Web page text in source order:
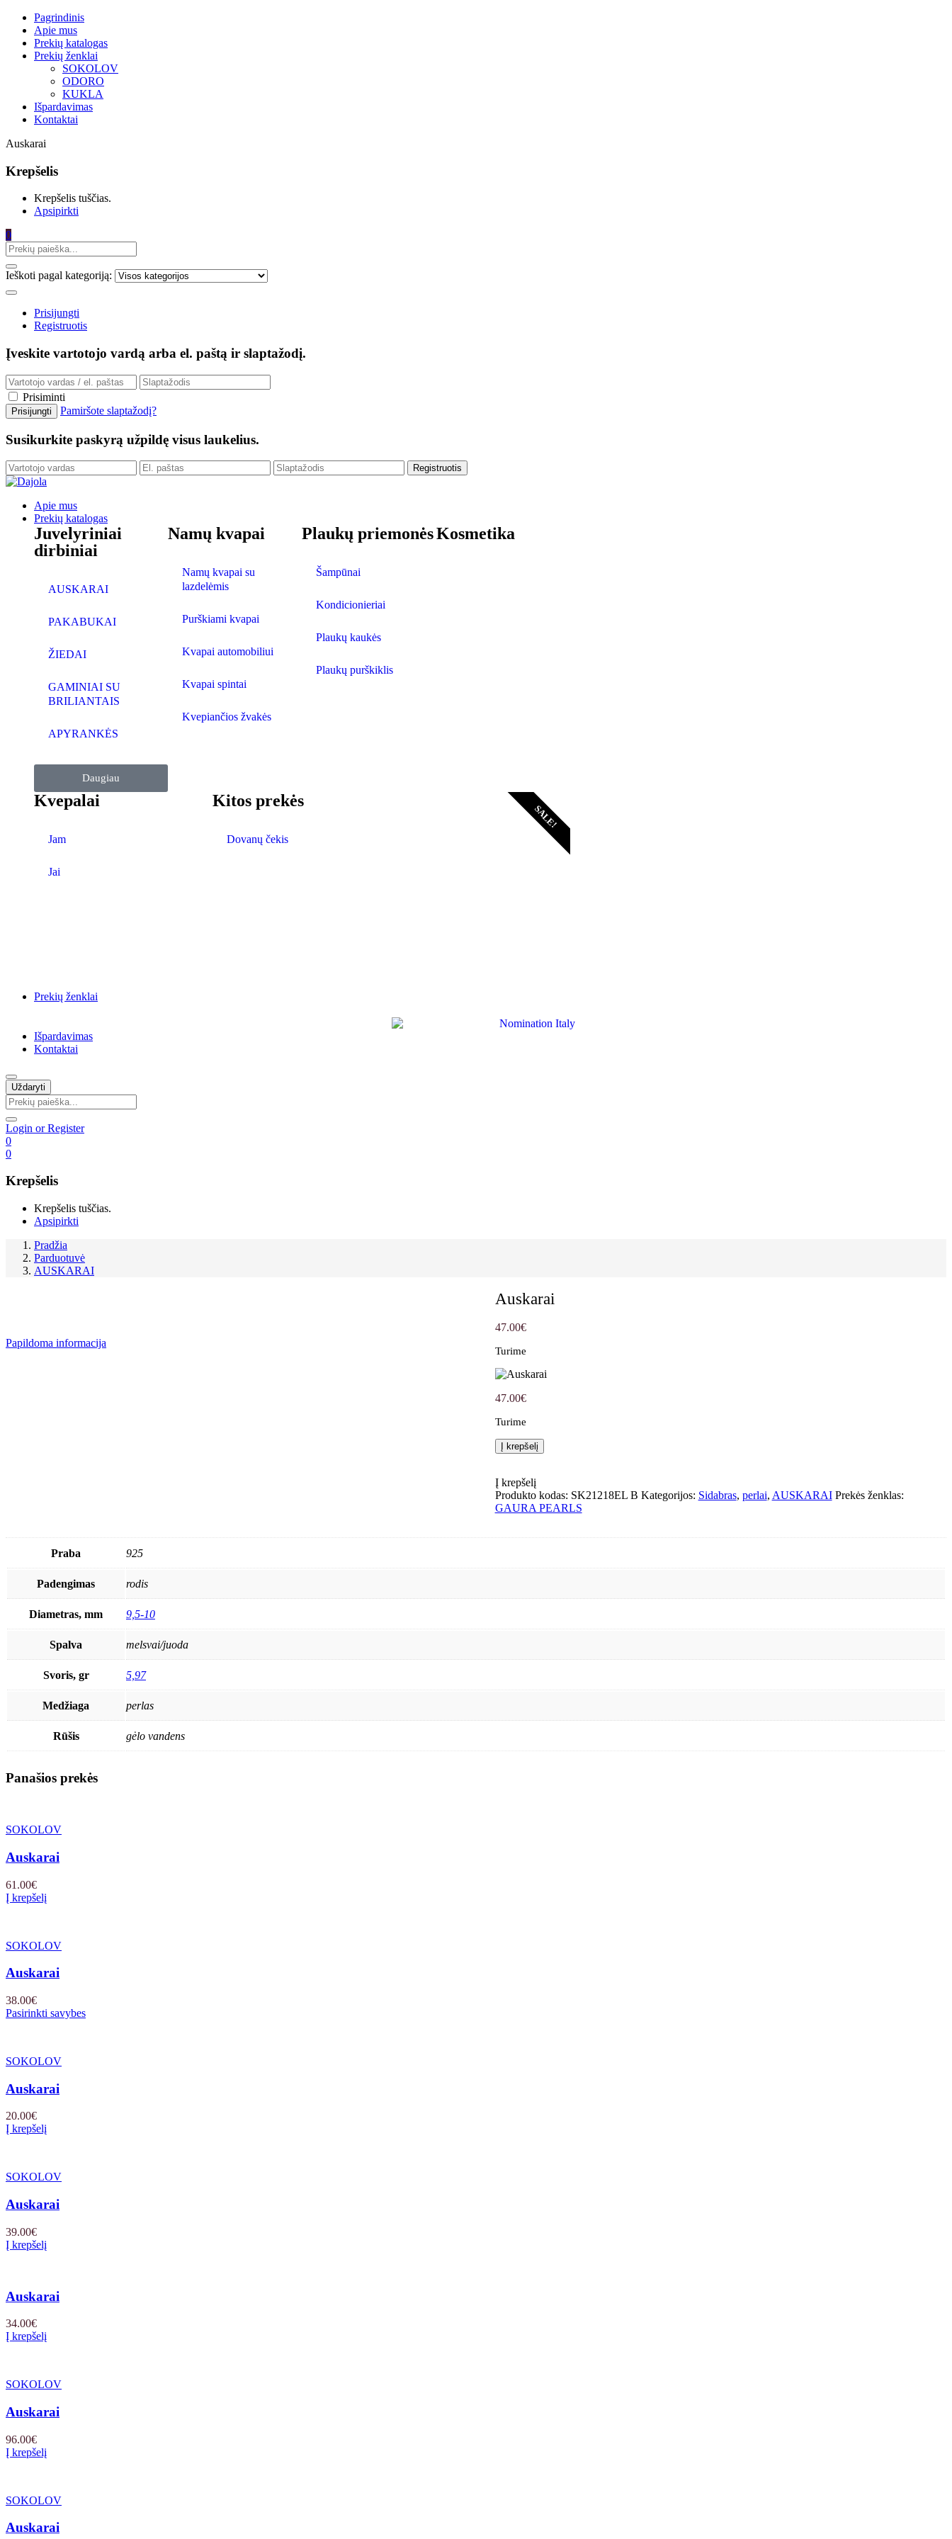
Pagrindinis
Apie mus
Prekių katalogas
Prekių ženklai
SOKOLOV
ODORO
KUKLA
Išpardavimas
Kontaktai
Auskarai
Krepšelis
Krepšelis tuščias.
Apsipirkti
0
Ieškoti pagal kategoriją:
Prisijungti
Registruotis
Įveskite vartotojo vardą arba el. paštą ir slaptažodį.
Prisiminti
Pamiršote slaptažodį?
Susikurkite paskyrą užpildę visus laukelius.
Apie mus
Prekių katalogas
Juvelyriniai
dirbiniai
AUSKARAI
PAKABUKAI
ŽIEDAI
GAMINIAI SU
BRILIANTAIS
APYRANKĖS
Daugiau
Namų kvapai
Namų kvapai su
lazdelėmis
Purškiami kvapai
Kvapai automobiliui
Kvapai spintai
Kvepiančios žvakės
Plaukų priemonės
Šampūnai
Kondicionieriai
Plaukų kaukės
Plaukų purškiklis
Kosmetika
Kvepalai
Jam
Jai
Kitos prekės
Dovanų čekis
SALE!
Prekių ženklai
Išpardavimas
Kontaktai
Uždaryti
Login or Register
0
0
Krepšelis
Krepšelis tuščias.
Apsipirkti
Pradžia
Parduotuvė
AUSKARAI
Auskarai
47.00€
Turime
47.00€
Turime
Į krepšelį
Į krepšelį
Produkto kodas: SK21218EL B Kategorijos: Sidabras, perlai, AUSKARAI Prekės ženklas:
GAURA PEARLS
Papildoma informacija
Praba 925
Padengimas rodis
Diametras, mm 9,5-10
Spalva melsvai/juoda
Svoris, gr 5,97
Medžiaga perlas
Rūšis gėlo vandens
Panašios prekės
SOKOLOV
Auskarai
61.00€
Į krepšelį
SOKOLOV
Auskarai
38.00€
Pasirinkti savybes
SOKOLOV
Auskarai
20.00€
Į krepšelį
SOKOLOV
Auskarai
39.00€
Į krepšelį
Auskarai
34.00€
Į krepšelį
SOKOLOV
Auskarai
96.00€
Į krepšelį
SOKOLOV
Auskarai